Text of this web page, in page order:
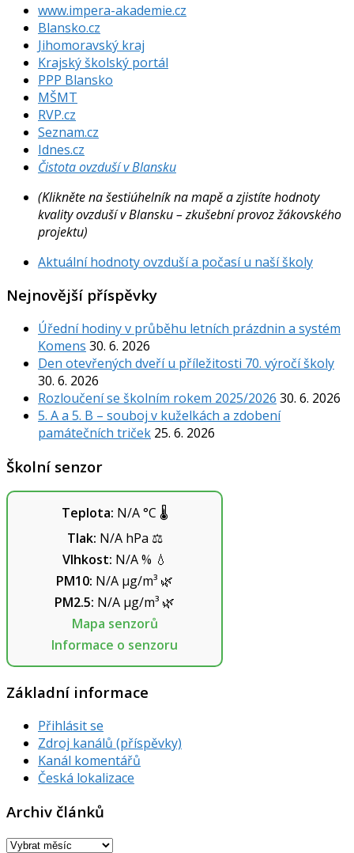
www.impera-akademie.cz
Blansko.cz
Jihomoravský kraj
Krajský školský portál
PPP Blansko
MŠMT
RVP.cz
Seznam.cz
Idnes.cz
Čistota ovzduší v Blansku
(Klikněte na šestiúhelník na mapě a zjistíte hodnoty
kvality ovzduší v Blansku – zkušební provoz žákovského
projektu)
Aktuální hodnoty ovzduší a počasí u naší školy
Nejnovější příspěvky
Úřední hodiny v průběhu letních prázdnin a systém
Komens 30. 6. 2026
Den otevřených dveří u příležitosti 70. výročí školy
30. 6. 2026
Rozloučení se školním rokem 2025/2026 30. 6. 2026
5. A a 5. B – souboj v kuželkách a zdobení
památečních triček 25. 6. 2026
Školní senzor
Teplota: N/A°C 🌡️
Tlak: N/AhPa ⚖️
Vlhkost: N/A% 💧
PM10: N/A µg/m³ 🌿
PM2.5: N/A µg/m³ 🌿
Mapa senzorů
Informace o senzoru
Základní informace
Přihlásit se
Zdroj kanálů (příspěvky)
Kanál komentářů
Česká lokalizace
Archiv článků
Archiv